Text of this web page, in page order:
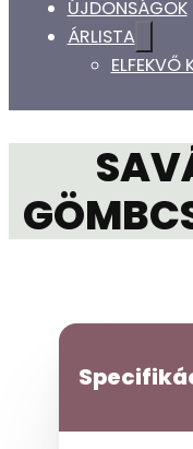
ÚJDONSÁGOK
ÁRLISTA
ELFEKVŐ